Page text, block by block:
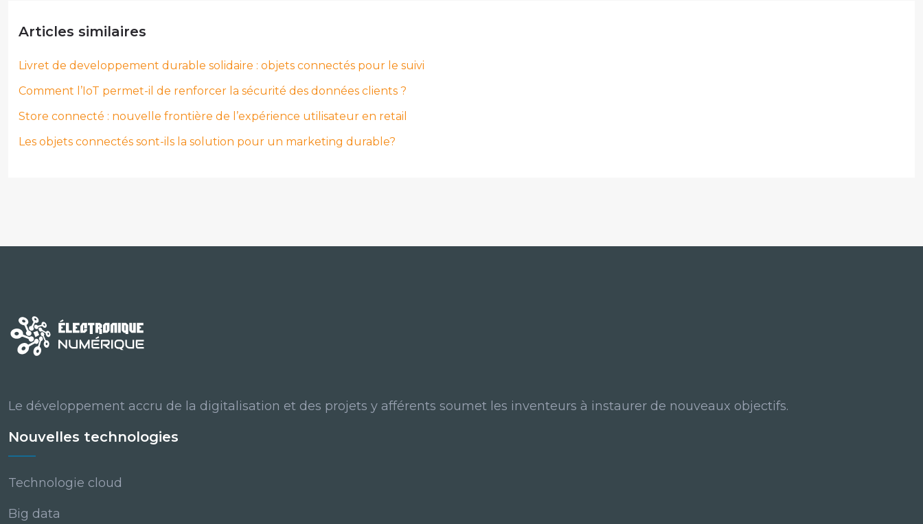
Articles similaires
Livret de developpement durable solidaire : objets connectés pour le suivi
Comment l’IoT permet-il de renforcer la sécurité des données clients ?
Store connecté : nouvelle frontière de l’expérience utilisateur en retail
Les objets connectés sont-ils la solution pour un marketing durable?
Le développement accru de la digitalisation et des projets y afférents soumet les inventeurs à instaurer de nouveaux objectifs.
Nouvelles technologies
Technologie cloud
Big data